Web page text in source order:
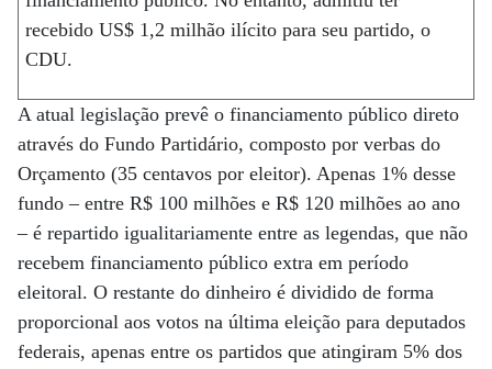
recebido US$ 1,2 milhão ilícito para seu partido, o
CDU.
A atual legislação prevê o financiamento público direto
através do Fundo Partidário, composto por verbas do
Orçamento (35 centavos por eleitor). Apenas 1% desse
fundo – entre R$ 100 milhões e R$ 120 milhões ao ano
– é repartido igualitariamente entre as legendas, que não
recebem financiamento público extra em período
eleitoral. O restante do dinheiro é dividido de forma
proporcional aos votos na última eleição para deputados
federais, apenas entre os partidos que atingiram 5% dos